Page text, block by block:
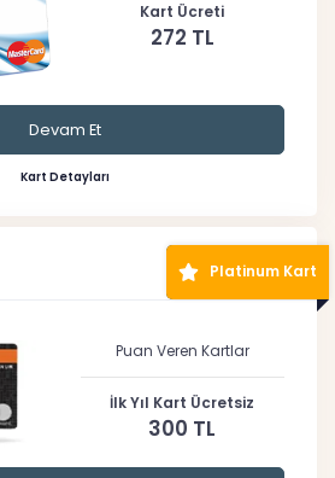
Kart Ücreti
272 TL
Devam Et
Kart Detayları
Platinum Kart
Puan Veren Kartlar
İlk Yıl Kart Ücretsiz
300 TL